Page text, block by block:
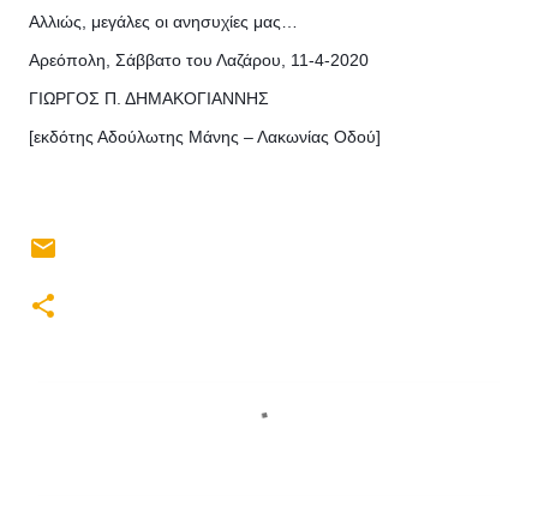
Αλλιώς, μεγάλες οι ανησυχίες μας…
Αρεόπολη, Σάββατο του Λαζάρου, 11-4-2020
ΓΙΩΡΓΟΣ Π. ΔΗΜΑΚΟΓΙΑΝΝΗΣ
[εκδότης Αδούλωτης Μάνης – Λακωνίας Οδού]